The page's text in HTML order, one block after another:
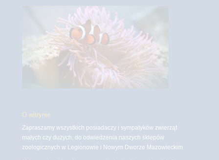
O witrynie
Zapraszamy wszystkich posiadaczy i sympatyków zwierząt
małych czy dużych, do odwiedzenia naszych sklepów
zoologicznych w Legionowie i Nowym Dworze Mazowieckim